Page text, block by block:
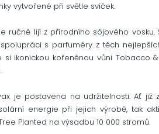
vytvořené při světle svíček.
ručně lijí z přírodního sójového
s parfuméry z těch
si ikonickou kořeněnou vůni Tobacco
je postavena na udržitelnosti. Ať již
energie při jejich výrobě, tak
Planted na výsadbu 10 000 stromů.